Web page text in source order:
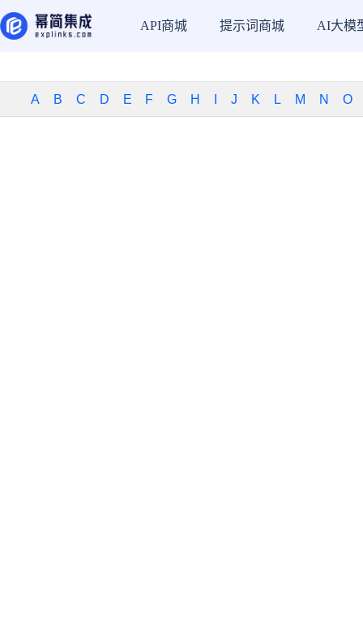
API商城 提示词商城 AI大模
A B C D E F G H I J K L M N O